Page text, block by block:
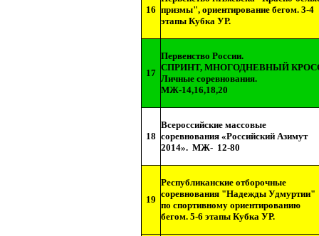
16 призмы", ориентирование бегом. 3-4
этапы Кубка УР.
17
Первенство России.
СПРИНТ, МНОГОДНЕВНЫЙ
Личные соревнования.
МЖ-14,16,18,20
18
Всероссийские массовые
соревнования «Российский Азимут
2014». МЖ- 12-80
19
Республиканские отборочные
соревнования "Надежды Удмуртии"
по спортивному ориентированию
бегом. 5-6 этапы Кубка УР.